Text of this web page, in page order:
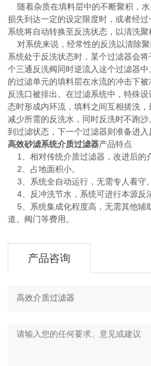
随着杂质在填料层中的不断聚积，
损失到达一定的设定限度时，或者经过
系统将自动转换至反洗状态，以清洗聚
对系统来说，经常性的反洗以清除
系统处于反洗状态时，某个过滤器会
个三通反洗阀同时逆流入这个过滤器
的过滤单元的填料层在水流的冲击下
反洗口被排出。在过滤系统中，特殊
态时形成内环流，填料之间互相搓洗，
减少所需的反洗水，同时反洗时不跑
到过滤状态，下一个过滤器则准备进入
高效砂滤系统介质过滤器产品特点
1、相对传统介质过滤器，改进后的
2、占地面积小。
3、系统全自动运行，无需专人看守。
4、反冲洗节水，系统可进行本源反
5、系统集成化程度高，无需其他辅
道、阀门等费用。
产品咨询